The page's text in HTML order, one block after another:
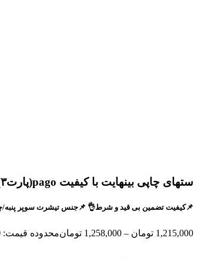
ستهای چاپی بینهایت با کیفیت pago(پارت۳) کد1426
📌کیفیت تضمین بی قید و شرط👌 📌جنس تیشرت سوپر پنبه/چاپ ترام😌 📌شلوارک
1,215,000 تومان –
1,258,000 تومانمحدوده قیمت: 1,215,000 تومان تا 1,258,000 تومان